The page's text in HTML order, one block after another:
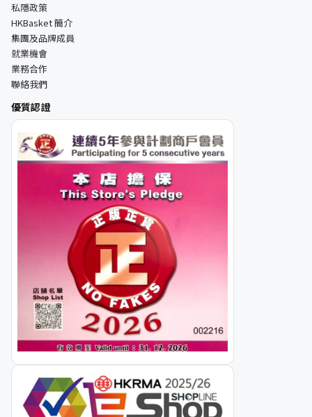
私隱政策
HKBasket 簡介
集團及品牌成員
就業機會
業務合作
聯絡我們
優質認證